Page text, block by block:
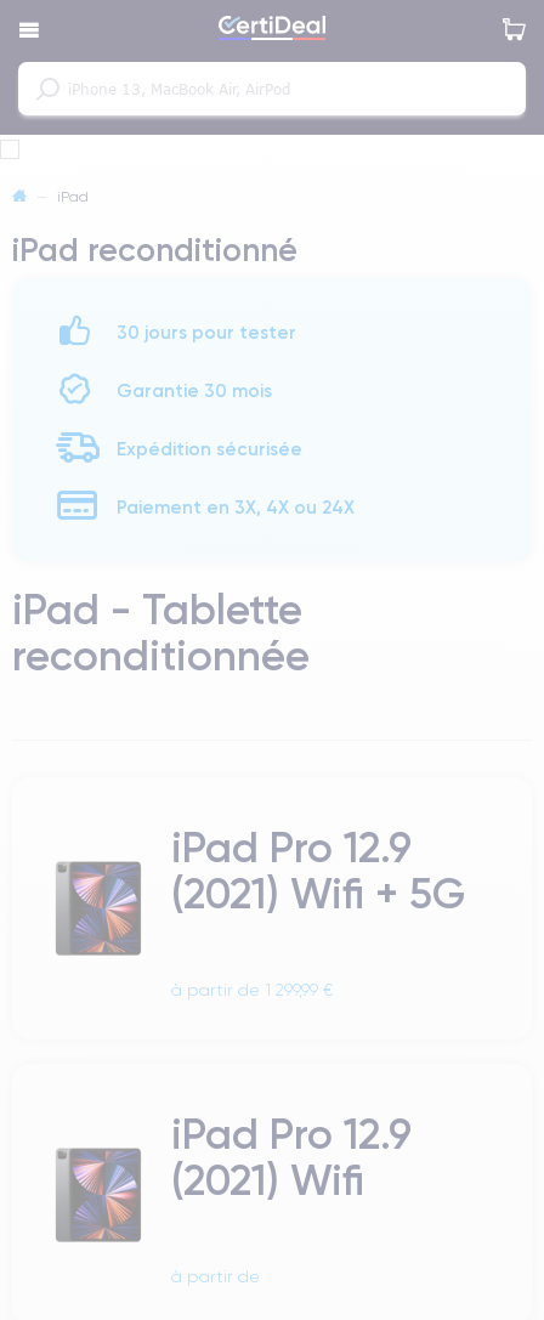
— iPad
iPad reconditionné
30 jours pour tester
Garantie 30 mois
Expédition sécurisée
Paiement en 3X, 4X ou 24X
iPad - Tablette
reconditionnée
iPad Pro 12.9
(2021) Wifi + 5G
à partir de 1 299,99 €
iPad Pro 12.9
(2021) Wifi
à partir de